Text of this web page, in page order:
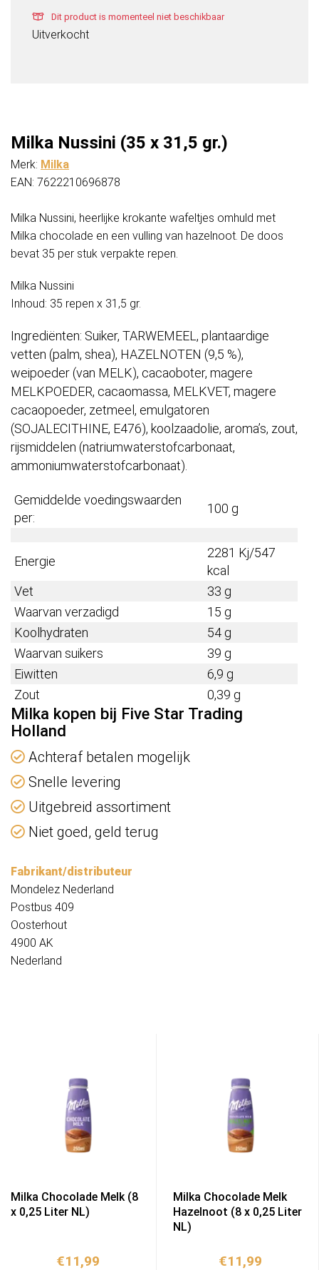
Dit product is momenteel niet beschikbaar
Uitverkocht
Milka Nussini (35 x 31,5 gr.)
Merk: Milka
EAN: 7622210696878
Milka Nussini, heerlijke krokante wafeltjes omhuld met
Milka chocolade en een vulling van hazelnoot. De doos
bevat 35 per stuk verpakte repen.
Milka Nussini
Inhoud: 35 repen x 31,5 gr.
Ingrediënten: Suiker, TARWEMEEL, plantaardige
vetten (palm, shea), HAZELNOTEN (9,5 %),
weipoeder (van MELK), cacaoboter, magere
MELKPOEDER, cacaomassa, MELKVET, magere
cacaopoeder, zetmeel, emulgatoren
(SOJALECITHINE, E476), koolzaadolie, aroma’s, zout,
rijsmiddelen (natriumwaterstofcarbonaat,
ammoniumwaterstofcarbonaat).
Gemiddelde voedingswaarden
per:
100 g
Energie
2281 Kj/547
kcal
Vet
33 g
Waarvan verzadigd
15 g
Koolhydraten
54 g
Waarvan suikers
39 g
Eiwitten
6,9 g
Zout
0,39 g
Milka kopen bij Five Star Trading
Holland
Achteraf betalen mogelijk
Snelle levering
Uitgebreid assortiment
Niet goed, geld terug
Fabrikant/distributeur
Mondelez Nederland
Postbus 409
Oosterhout
4900 AK
Nederland
Milka Chocolade Melk (8
x 0,25 Liter NL)
€11,99
Milka Chocolade Melk
Hazelnoot (8 x 0,25 Liter
NL)
€11,99